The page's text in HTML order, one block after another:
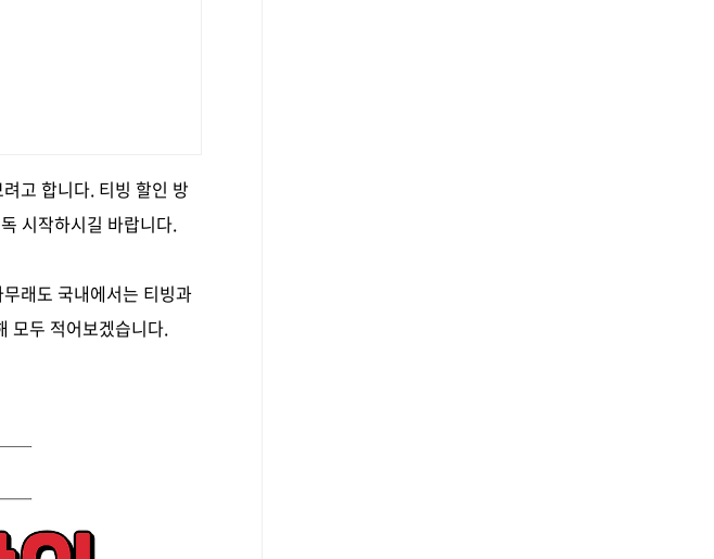
고 합니다. 티빙 할인 방
시작하시길 바랍니다.
래도 국내에서는 티빙과
모두 적어보겠습니다.